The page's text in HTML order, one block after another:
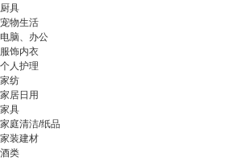
厨具
宠物生活
电脑、办公
服饰内衣
个人护理
家纺
家居日用
家具
家庭清洁/纸品
家装建材
酒类